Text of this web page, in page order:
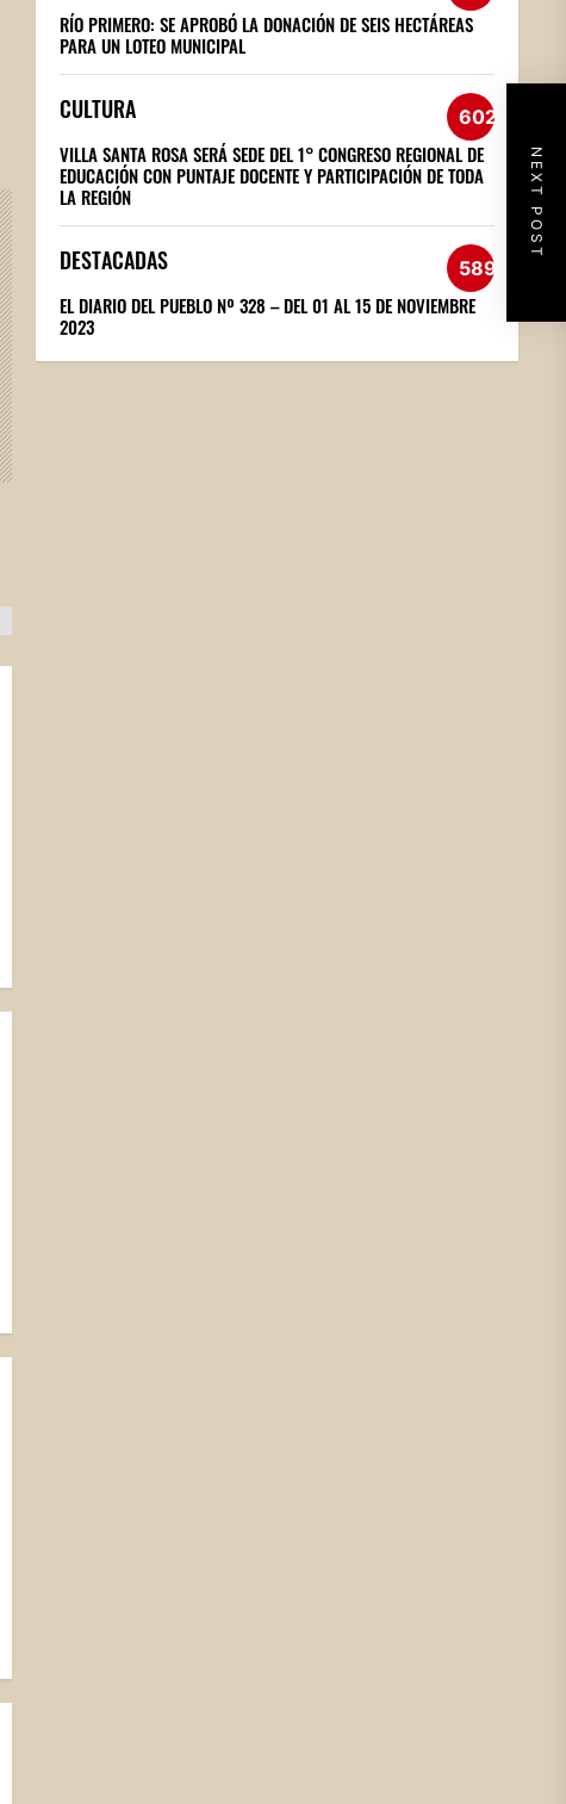
NEXT POST
RÍO PRIMERO: SE APROBÓ LA DONACIÓN DE SEIS HECTÁREAS
PARA UN LOTEO MUNICIPAL
CULTURA 602
VILLA SANTA ROSA SERÁ SEDE DEL 1° CONGRESO REGIONAL DE
EDUCACIÓN CON PUNTAJE DOCENTE Y PARTICIPACIÓN DE TODA
LA REGIÓN
DESTACADAS 589
EL DIARIO DEL PUEBLO Nº 328 – DEL 01 AL 15 DE NOVIEMBRE
2023